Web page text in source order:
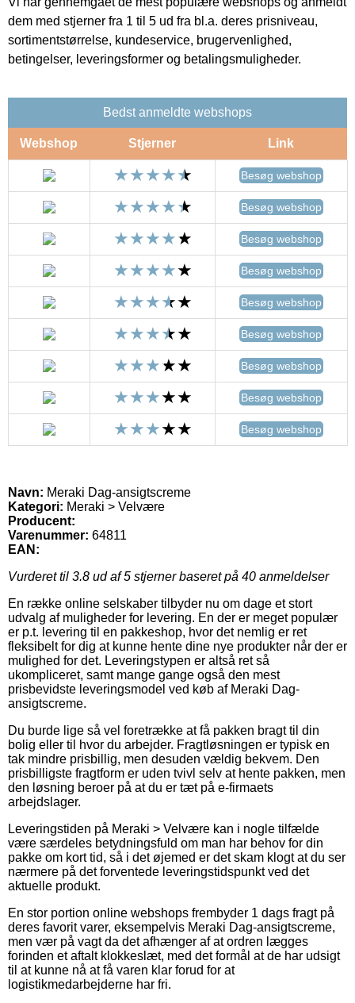
dem med stjerner fra 1 til 5 ud fra bl.a. deres prisniveau,
sortimentstørrelse, kundeservice, brugervenlighed,
betingelser, leveringsformer og betalingsmuligheder.
Bedst anmeldte webshops
Webshop Stjerner Link
Besøg webshop
Besøg webshop
Besøg webshop
Besøg webshop
Besøg webshop
Besøg webshop
Besøg webshop
Besøg webshop
Besøg webshop
Navn: Meraki Dag-ansigtscreme
Kategori: Meraki > Velvære
Producent:
Varenummer: 64811
EAN:
Vurderet til 3.8 ud af 5 stjerner baseret på 40 anmeldelser
En række online selskaber tilbyder nu om dage et stort
udvalg af muligheder for levering. En der er meget populær
er p.t. levering til en pakkeshop, hvor det nemlig er ret
fleksibelt for dig at kunne hente dine nye produkter når der er
mulighed for det. Leveringstypen er altså ret så
ukompliceret, samt mange gange også den mest
prisbevidste leveringsmodel ved køb af Meraki Dag-
ansigtscreme.
Du burde lige så vel foretrække at få pakken bragt til din
bolig eller til hvor du arbejder. Fragtløsningen er typisk en
tak mindre prisbillig, men desuden vældig bekvem. Den
prisbilligste fragtform er uden tvivl selv at hente pakken, men
den løsning beroer på at du er tæt på e-firmaets
arbejdslager.
Leveringstiden på Meraki > Velvære kan i nogle tilfælde
være særdeles betydningsfuld om man har behov for din
pakke om kort tid, så i det øjemed er det skam klogt at du ser
nærmere på det forventede leveringstidspunkt ved det
aktuelle produkt.
En stor portion online webshops frembyder 1 dags fragt på
deres favorit varer, eksempelvis Meraki Dag-ansigtscreme,
men vær på vagt da det afhænger af at ordren lægges
forinden et aftalt klokkeslæt, med det formål at de har udsigt
til at kunne nå at få varen klar forud for at
logistikmedarbejderne har fri.